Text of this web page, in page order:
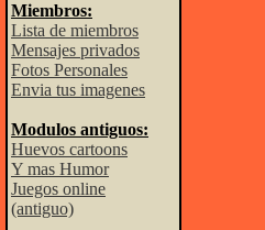
Miembros:
Lista de miembros
Mensajes privados
Fotos Personales
Envia tus imagenes
Modulos antiguos:
Huevos cartoons
Y mas Humor
Juegos online
(antiguo)